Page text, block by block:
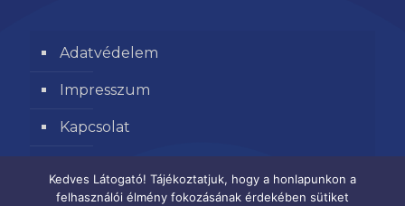
Adatvédelem
Impresszum
Kapcsolat
Kedves Látogató! Tájékoztatjuk, hogy a honlapunkon a
felhasználói élmény fokozásának érdekében sütiket